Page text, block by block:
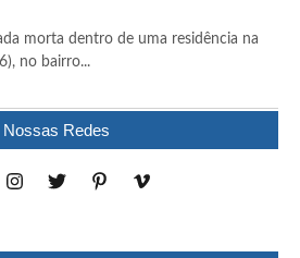
morta dentro de uma residência na
no bairro...
Nossas Redes